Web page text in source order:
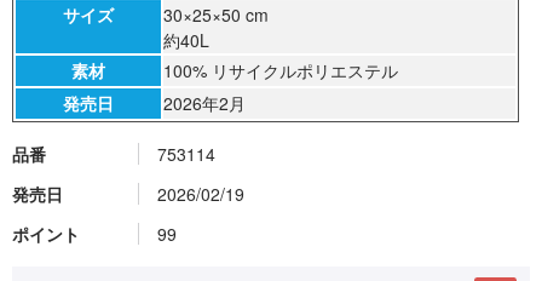
品番
753114
発売日
2026/02/19
ポイント
99
サイズ
30×25×50 cm
約40L
素材
100% リサイクルポリエステル
発売日
2026年2月